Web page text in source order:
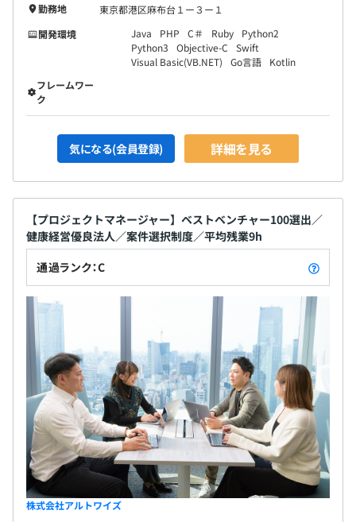
勤務地
東京都港区麻布台１ー３ー１
開発環境
Java PHP C＃ Ruby
Python2
Python3
Objective-C
Swift
Visual Basic(VB.NET)
Go言語
Kotlin
フレームワー
ク
気になる(会員登録) 詳細を見る
【プロジェクトマネージャー】ベストベンチャー100選出／
健康経営優良法人／案件選択制度／平均残業9h
通過ランク：C
株式会社アルトワイズ